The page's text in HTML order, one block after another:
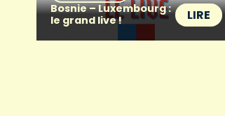
Bosnie – Luxembourg :
le grand live !
LIRE